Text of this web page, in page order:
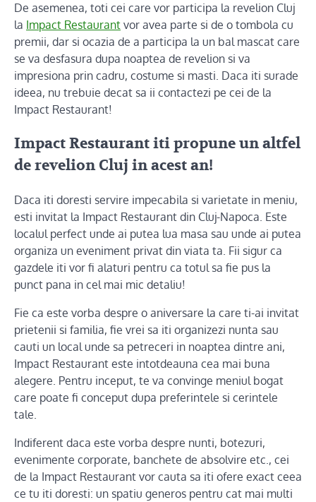
De asemenea, toti cei care vor participa la revelion Cluj
la Impact Restaurant vor avea parte si de o tombola cu
premii, dar si ocazia de a participa la un bal mascat care
se va desfasura dupa noaptea de revelion si va
impresiona prin cadru, costume si masti. Daca iti surade
ideea, nu trebuie decat sa ii contactezi pe cei de la
Impact Restaurant!
Impact Restaurant iti propune un altfel
de revelion Cluj in acest an!
Daca iti doresti servire impecabila si varietate in meniu,
esti invitat la Impact Restaurant din Cluj-Napoca. Este
localul perfect unde ai putea lua masa sau unde ai putea
organiza un eveniment privat din viata ta. Fii sigur ca
gazdele iti vor fi alaturi pentru ca totul sa fie pus la
punct pana in cel mai mic detaliu!
Fie ca este vorba despre o aniversare la care ti-ai invitat
prietenii si familia, fie vrei sa iti organizezi nunta sau
cauti un local unde sa petreceri in noaptea dintre ani,
Impact Restaurant este intotdeauna cea mai buna
alegere. Pentru inceput, te va convinge meniul bogat
care poate fi conceput dupa preferintele si cerintele
tale.
Indiferent daca este vorba despre nunti, botezuri,
evenimente corporate, banchete de absolvire etc., cei
de la Impact Restaurant vor cauta sa iti ofere exact ceea
ce tu iti doresti: un spatiu generos pentru cat mai multi